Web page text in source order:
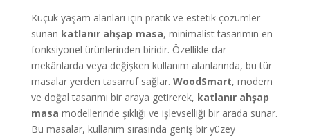
Küçük yaşam alanları için pratik ve estetik çözümler
sunan katlanır ahşap masa, minimalist tasarımın en
fonksiyonel ürünlerinden biridir. Özellikle dar
mekânlarda veya değişken kullanım alanlarında, bu tür
masalar yerden tasarruf sağlar. WoodSmart, modern
ve doğal tasarımı bir araya getirerek, katlanır ahşap
masa modellerinde şıklığı ve işlevselliği bir arada sunar.
Bu masalar, kullanım sırasında geniş bir yüzey